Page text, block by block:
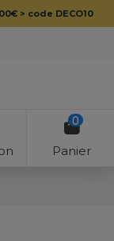
Paypal
0
Panier